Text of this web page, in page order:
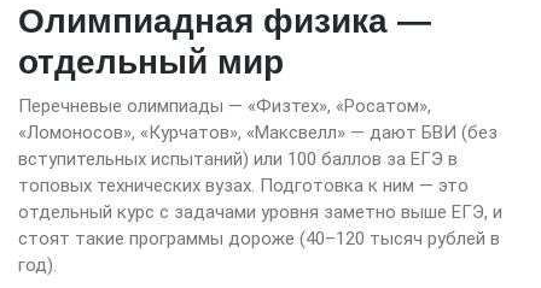
Олимпиадная физика —
отдельный мир
Перечневые олимпиады — «Физтех», «Росатом»,
«Ломоносов», «Курчатов», «Максвелл» — дают БВИ (без
вступительных испытаний) или 100 баллов за ЕГЭ в
топовых технических вузах. Подготовка к ним — это
отдельный курс с задачами уровня заметно выше ЕГЭ, и
стоят такие программы дороже (40–120 тысяч рублей в
год).